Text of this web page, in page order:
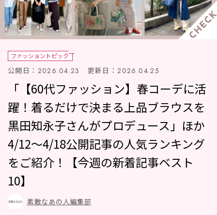
ファッショントピック
公開日： 2026.04.23 更新日： 2026.04.25
「【60代ファッション】春コーデに活
躍！着るだけで決まる上品ブラウスを
黒田知永子さんがプロデュース」ほか
4/12～4/18公開記事の人気ランキング
をご紹介！【今週の新着記事ベスト
10】
素敵なあの人編集部